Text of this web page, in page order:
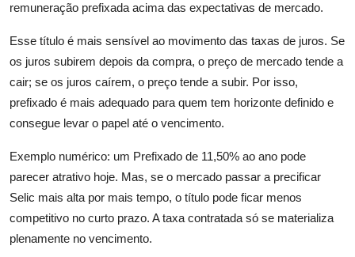
remuneração prefixada acima das expectativas de mercado.
Esse título é mais sensível ao movimento das taxas de juros. Se
os juros subirem depois da compra, o preço de mercado tende a
cair; se os juros caírem, o preço tende a subir. Por isso,
prefixado é mais adequado para quem tem horizonte definido e
consegue levar o papel até o vencimento.
Exemplo numérico: um Prefixado de 11,50% ao ano pode
parecer atrativo hoje. Mas, se o mercado passar a precificar
Selic mais alta por mais tempo, o título pode ficar menos
competitivo no curto prazo. A taxa contratada só se materializa
plenamente no vencimento.